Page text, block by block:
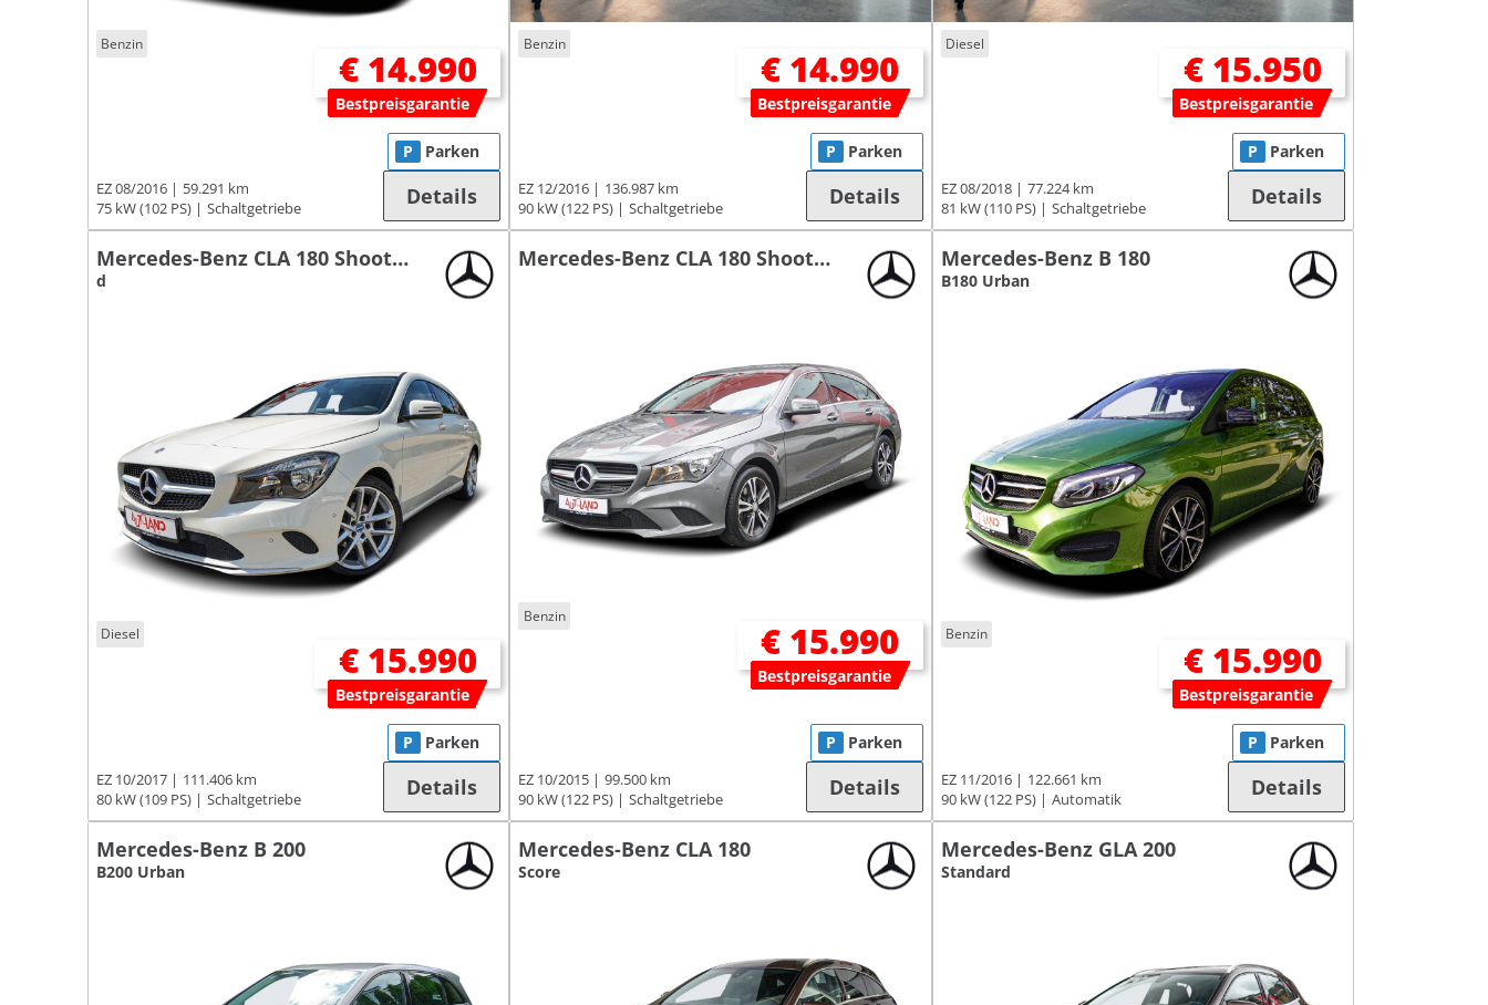
Benzin
€ 14.990
Bestpreisgarantie
EZ 08/2016
59.291 km
75 kW (102 PS)
Schaltgetriebe
P Parken
Details
Benzin
€ 14.990
Bestpreisgarantie
EZ 12/2016
136.987 km
90 kW (122 PS)
Schaltgetriebe
P Parken
Details
Diesel
€ 15.950
Bestpreisgarantie
EZ 08/2018
77.224 km
81 kW (110 PS)
Schaltgetriebe
P Parken
Details
Mercedes-Benz CLA 180 Shooting Brake
d
Diesel
€ 15.990
Bestpreisgarantie
EZ 10/2017
111.406 km
80 kW (109 PS)
Schaltgetriebe
P Parken
Details
Mercedes-Benz CLA 180 Shooting Brake
Benzin
€ 15.990
Bestpreisgarantie
EZ 10/2015
99.500 km
90 kW (122 PS)
Schaltgetriebe
P Parken
Details
Mercedes-Benz B 180
B180 Urban
Benzin
€ 15.990
Bestpreisgarantie
EZ 11/2016
122.661 km
90 kW (122 PS)
Automatik
P Parken
Details
Mercedes-Benz B 200
B200 Urban
Mercedes-Benz CLA 180
Score
Mercedes-Benz GLA 200
Standard